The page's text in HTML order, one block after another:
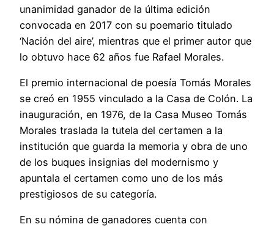
unanimidad ganador de la última edición
convocada en 2017 con su poemario titulado
‘Nación del aire’, mientras que el primer autor que
lo obtuvo hace 62 años fue Rafael Morales.
El premio internacional de poesía Tomás Morales
se creó en 1955 vinculado a la Casa de Colón. La
inauguración, en 1976, de la Casa Museo Tomás
Morales traslada la tutela del certamen a la
institución que guarda la memoria y obra de uno
de los buques insignias del modernismo y
apuntala el certamen como uno de los más
prestigiosos de su categoría.
En su nómina de ganadores cuenta con